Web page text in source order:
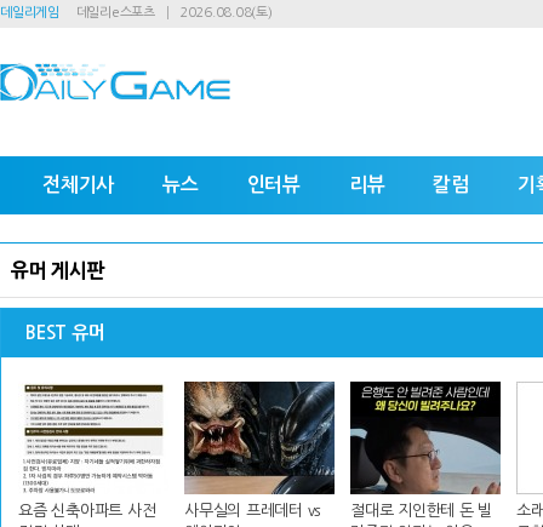
데일리게임 데일리e스포츠 2026.08.08(토)
전체기사 뉴스 인터뷰 리뷰 칼럼 기
유머 게시판
BEST 유머
요즘 신축아파트 사전
사무실의 프레데터 vs
절대로 지인한테 돈 빌
소